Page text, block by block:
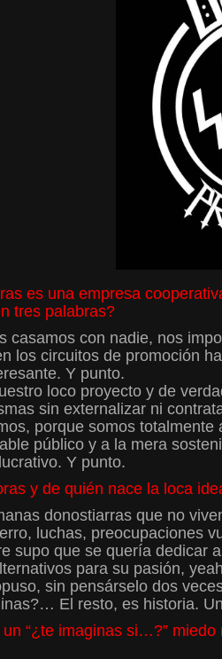
es una empresa
tres palabras?
casamos con nadie, nos
los circuitos de promoción
Y punto.
loco proyecto y de
sin externalizar ni
porque somos
público y a la mera
Y punto.
y de quién nace la loca
donostiarras que no
luchas, preocupaciones
supo que se quería
para su pasión,
sin pensárselo dos
El resto, es historia.
“¿te imaginas si…?”